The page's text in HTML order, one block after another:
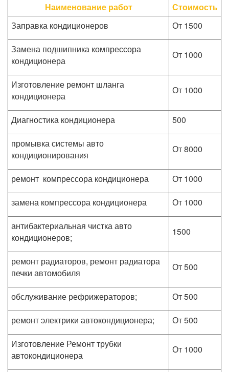
Наименование работ
Стоимость
Заправка кондиционеров
От 1500
Замена подшипника компрессора
кондиционера
От 1000
Изготовление ремонт шланга
кондиционера
От 1000
Диагностика кондиционера
500
промывка системы авто
кондиционирования
От 8000
ремонт компрессора кондиционера
От 1000
замена компрессора кондиционера
От 1000
антибактериальная чистка авто
кондиционеров;
1500
ремонт радиаторов, ремонт радиатора
печки автомобиля
От 500
обслуживание рефрижераторов;
От 500
ремонт электрики автокондиционера;
От 500
Изготовление Ремонт трубки
автокондиционера
От 1000